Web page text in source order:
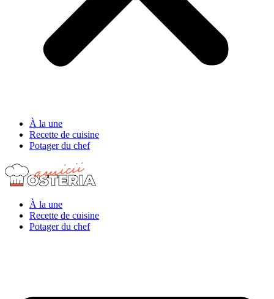
À la une
Recette de cuisine
Potager du chef
À la une
Recette de cuisine
Potager du chef